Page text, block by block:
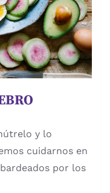
estimulación
Neuropsicologia
Cognitiva
y lo
cuidarnos en
por los